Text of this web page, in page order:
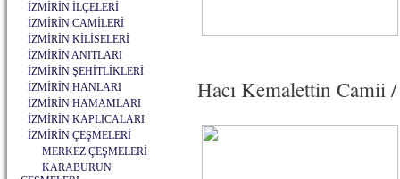
İZMİRİN İLÇELERİ
İZMİRİN CAMİLERİ
İZMİRİN KİLİSELERİ
İZMİRİN ANITLARI
İZMİRİN ŞEHİTLİKLERİ
İZMİRİN HANLARI
İZMİRİN HAMAMLARI
İZMİRİN KAPLICALARI
İZMİRİN ÇEŞMELERİ
MERKEZ ÇEŞMELERİ
KARABURUN
Hacı Kemalettin